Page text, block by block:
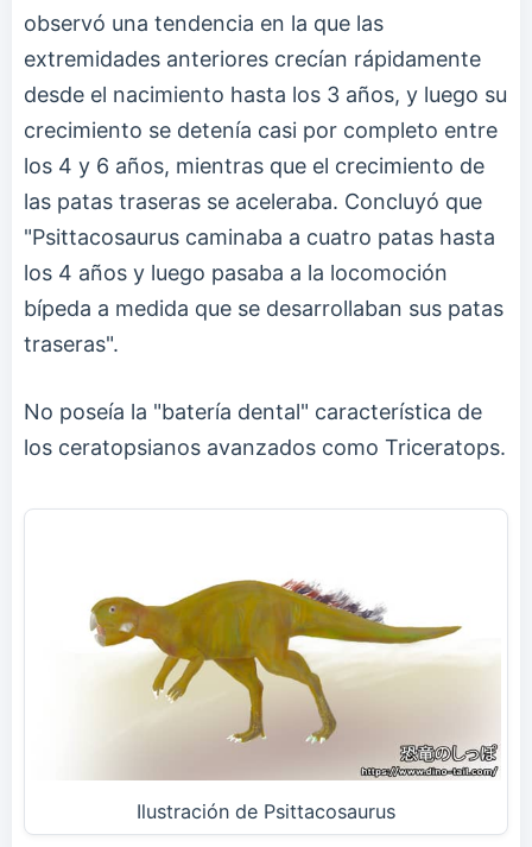
observó una tendencia en la que las
extremidades anteriores crecían rápidamente
desde el nacimiento hasta los 3 años, y luego su
crecimiento se detenía casi por completo entre
los 4 y 6 años, mientras que el crecimiento de
las patas traseras se aceleraba. Concluyó que
"Psittacosaurus caminaba a cuatro patas hasta
los 4 años y luego pasaba a la locomoción
bípeda a medida que se desarrollaban sus patas
traseras".
No poseía la "batería dental" característica de
los ceratopsianos avanzados como Triceratops.
Ilustración de Psittacosaurus